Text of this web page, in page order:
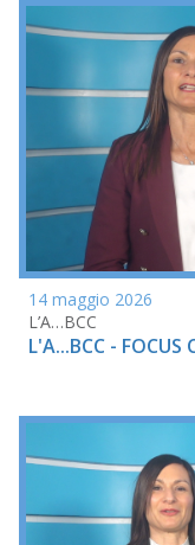
14 maggio 2026
L’A…BCC
L'A...BCC - FOCUS